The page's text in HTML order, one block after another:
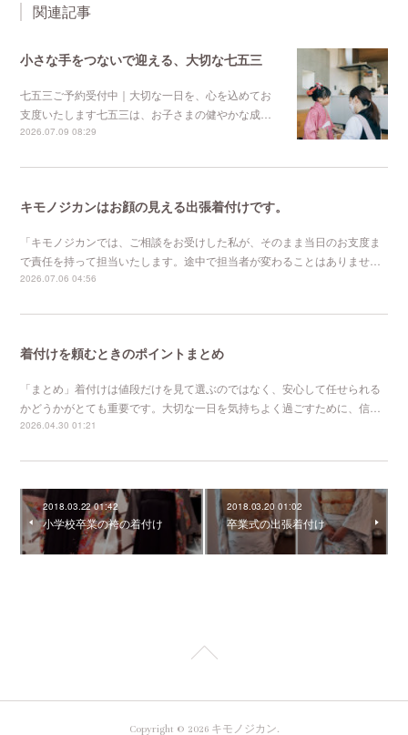
関連記事
小さな手をつないで迎える、大切な七五三
七五三ご予約受付中｜大切な一日を、心を込めてお
支度いたします七五三は、お子さまの健やかな成…
2026.07.09 08:29
キモノジカンはお顔の見える出張着付けです。
「キモノジカンでは、ご相談をお受けした私が、そのまま当日のお支度ま
で責任を持って担当いたします。途中で担当者が変わることはありませ…
2026.07.06 04:56
着付けを頼むときのポイントまとめ
「まとめ」着付けは値段だけを見て選ぶのではなく、安心して任せられる
かどうかがとても重要です。大切な一日を気持ちよく過ごすために、信…
2026.04.30 01:21
2018.03.22 01:42
小学校卒業の袴の着付け
2018.03.20 01:02
卒業式の出張着付け
Copyright © 2026 キモノジカン.